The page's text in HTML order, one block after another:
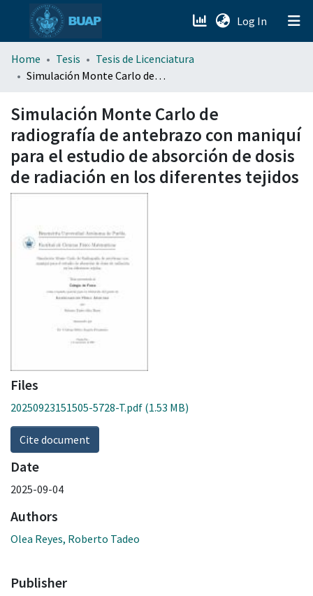
Log In (current)
menu.section.about_menu
Home Tesis
Tesis de Licenciatura
Simulación Monte Carlo de radiografía de antebrazo con maniquí para el estudio de absorción de dosis de radiación en los diferentes tejidos
Simulación Monte Carlo de
radiografía de antebrazo con maniquí
para el estudio de absorción de dosis
de radiación en los diferentes tejidos
Files
20250923151505-5728-T.pdf (1.53 MB)
Cite document
Date
2025-09-04
Authors
Olea Reyes, Roberto Tadeo
Publisher